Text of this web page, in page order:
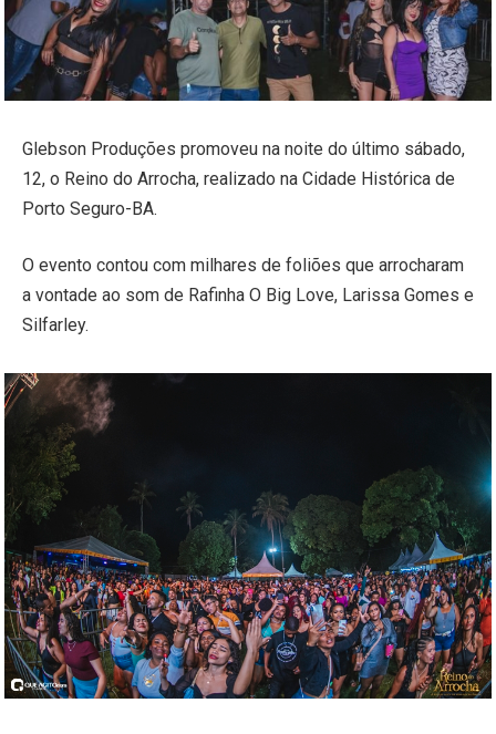
Glebson Produções promoveu na noite do último sábado,
12, o Reino do Arrocha, realizado na Cidade Histórica de
Porto Seguro-BA.
O evento contou com milhares de foliões que arrocharam
a vontade ao som de Rafinha O Big Love, Larissa Gomes e
Silfarley.